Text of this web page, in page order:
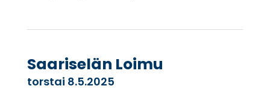
Saariselän Loimu
torstai 8.5.2025